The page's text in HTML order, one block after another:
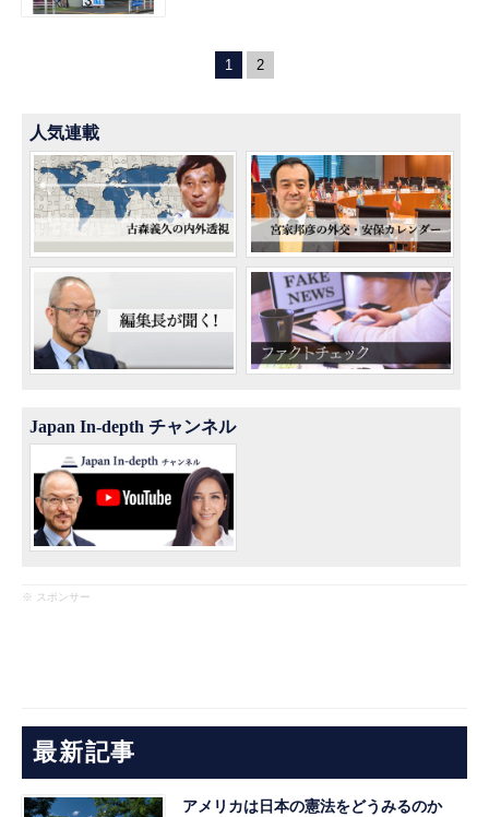
1 2
人気連載
Japan In-depth チャンネル
※ スポンサー
最新記事
アメリカは日本の憲法をどうみるのか